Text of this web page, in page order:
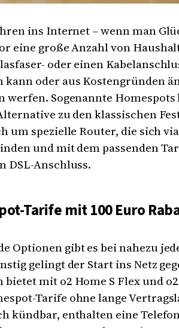
ins Internet – wenn man
eine große Anzahl von
oder einen
kann oder aus Kostengründen
werfen. Sogenannte
zu den klassischen
um spezielle Router, die sich
und mit dem passenden
DSL-Anschluss.
Tarife mit 100 Euro
Optionen gibt es bei nahezu
gelingt der Start ins Netz
mit o2 Home S Flex und
Tarife ohne lange
kündbar, enthalten eine